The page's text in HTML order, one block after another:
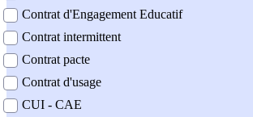
Contrat d'Engagement Educatif
Contrat intermittent
Contrat pacte
Contrat d'usage
CUI - CAE